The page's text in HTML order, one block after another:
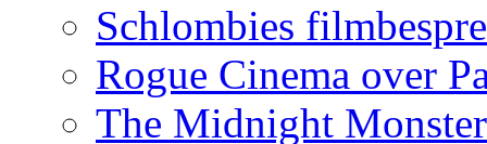
Schlombies
Rogue Cinema over
The Midnight